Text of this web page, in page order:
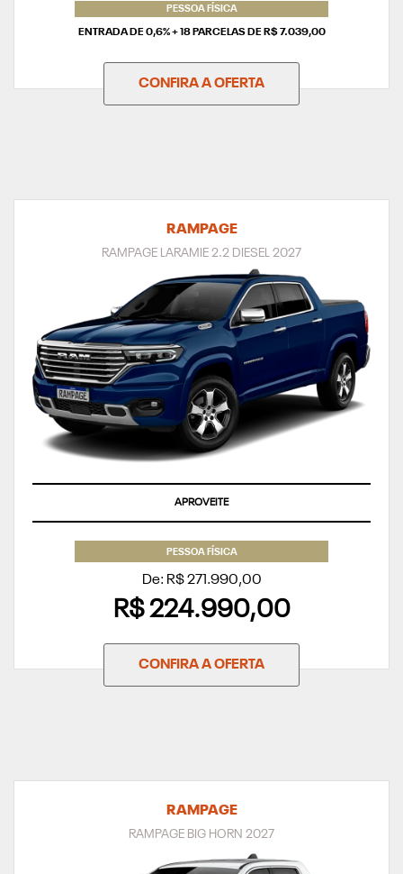
PESSOA FÍSICA
ENTRADA DE 0,6% + 18 PARCELAS DE R$ 7.039,00
CONFIRA A OFERTA
RAMPAGE
RAMPAGE LARAMIE 2.2 DIESEL 2027
APROVEITE
PESSOA FÍSICA
De: R$ 271.990,00
R$ 224.990,00
CONFIRA A OFERTA
RAMPAGE
RAMPAGE BIG HORN 2027